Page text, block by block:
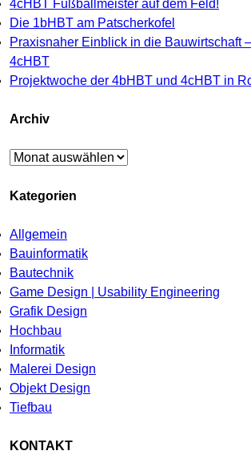
4cHBT Fußballmeister auf dem Feld!
Die 1bHBT am Patscherkofel
Praxisnaher Einblick in die Bauwirtschaft
4cHBT
Projektwoche der 4bHBT und 4cHBT in
Archiv
Archiv
Kategorien
Allgemein
Bauinformatik
Bautechnik
Game Design | Usability Engineering
Grafik Design
Hochbau
Informatik
Malerei Design
Objekt Design
Tiefbau
KONTAKT